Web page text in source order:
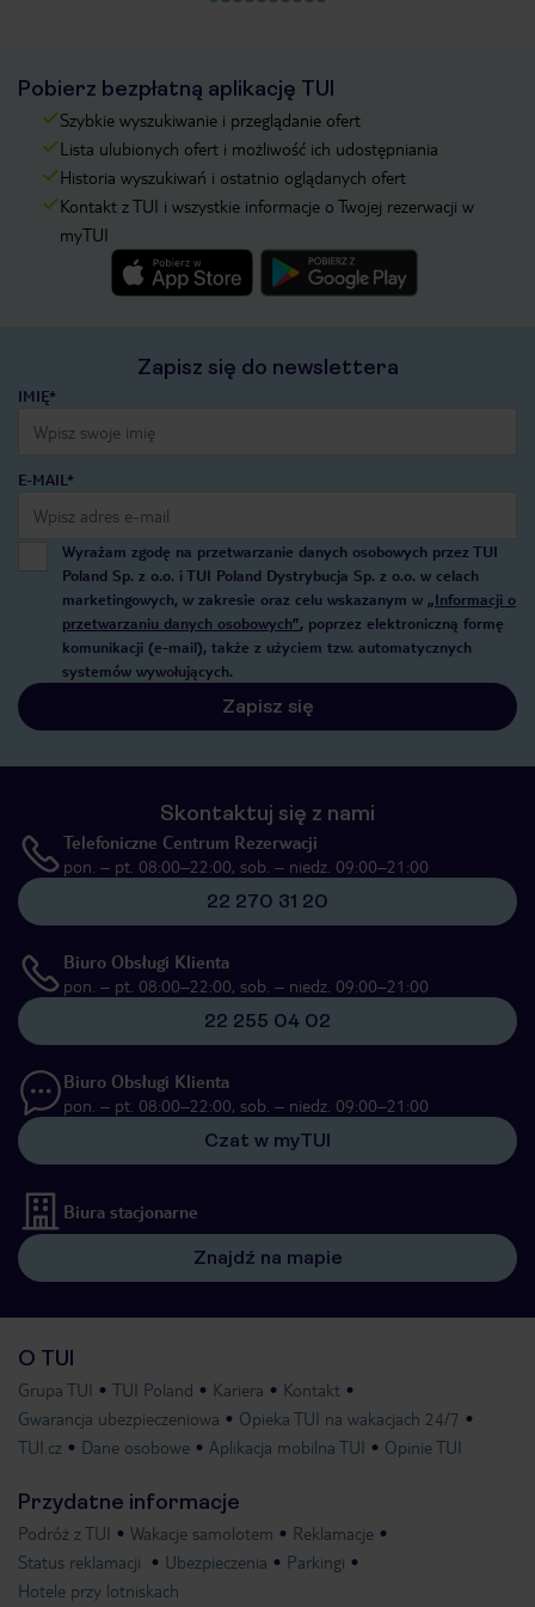
Pobierz bezpłatną aplikację TUI
Szybkie wyszukiwanie i przeglądanie ofert
Lista ulubionych ofert i możliwość ich udostępniania
Historia wyszukiwań i ostatnio oglądanych ofert
Kontakt z TUI i wszystkie informacje o Twojej rezerwacji w
myTUI
Zapisz się do newslettera
IMIĘ*
E-MAIL*
Wyrażam zgodę na przetwarzanie danych osobowych przez TUI
Poland Sp. z o.o. i TUI Poland Dystrybucja Sp. z o.o. w celach
marketingowych, w zakresie oraz celu wskazanym w „Informacji o
przetwarzaniu danych osobowych”, poprzez elektroniczną formę
komunikacji (e-mail), także z użyciem tzw. automatycznych
systemów wywołujących.
Zapisz się
Skontaktuj się z nami
Telefoniczne Centrum Rezerwacji
pon. – pt. 08:00–22:00, sob. – niedz. 09:00–21:00
22 270 31 20
Biuro Obsługi Klienta
pon. – pt. 08:00–22:00, sob. – niedz. 09:00–21:00
22 255 04 02
Biuro Obsługi Klienta
pon. – pt. 08:00–22:00, sob. – niedz. 09:00–21:00
Czat w myTUI
Biura stacjonarne
Znajdź na mapie
O TUI
Grupa TUI TUI Poland Kariera
Kontakt
Gwarancja ubezpieczeniowa
Opieka TUI na wakacjach 24/7
TUI.cz
Dane osobowe Aplikacja mobilna TUI Opinie TUI
Przydatne informacje
Podróż z TUI Wakacje samolotem
Reklamacje
Status reklamacji
Ubezpieczenia
Parkingi
Hotele przy lotniskach